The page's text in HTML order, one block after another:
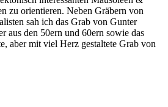
zu orientieren. Neben Gräbern von
sah ich das Grab von Gunter
aus den 50ern und 60ern sowie das
aber mit viel Herz gestaltete Grab von